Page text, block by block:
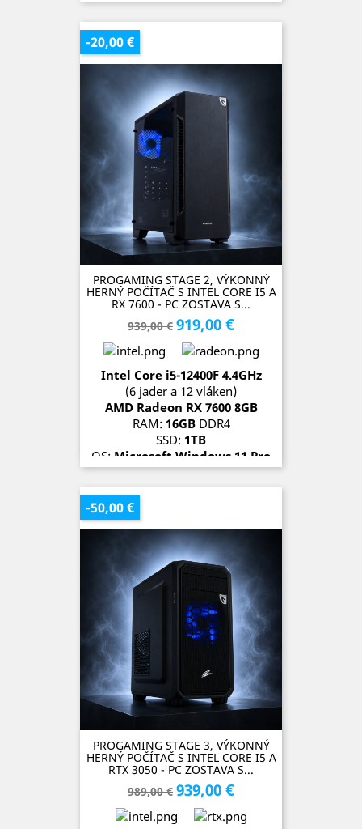
SKLADOM (2 kusy)
PROGAMING STAGE 2, VÝKONNÝ
HERNÝ POČÍTAČ S INTEL CORE I5 A
RX 7600 - PC ZOSTAVA S...
Základná
939,00 € Cena
919,00 €
Intel Core i5-12400F 4.4GHz
(6 jader a 12 vláken)
AMD Radeon RX 7600 8GB
RAM: 16GBDDR4
SSD: 1TB
OS: Microsoft Windows 11 Pro
SKLADOM (1 kus)
-20,00 €
PROGAMING STAGE 3, VÝKONNÝ
HERNÝ POČÍTAČ S INTEL CORE I5 A
RTX 3050 - PC ZOSTAVA S...
Základná
989,00 € Cena
939,00 €
-50,00 €